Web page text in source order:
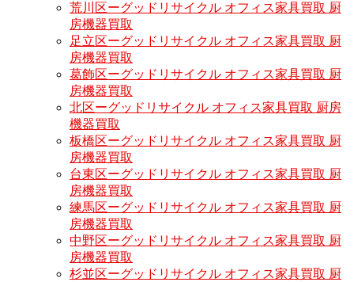
荒川区ーグッドリサイクル オフィス家具買取 厨
房機器買取
足立区ーグッドリサイクル オフィス家具買取 厨
房機器買取
葛飾区ーグッドリサイクル オフィス家具買取 厨
房機器買取
北区ーグッドリサイクル オフィス家具買取 厨房
機器買取
板橋区ーグッドリサイクル オフィス家具買取 厨
房機器買取
台東区ーグッドリサイクル オフィス家具買取 厨
房機器買取
練馬区ーグッドリサイクル オフィス家具買取 厨
房機器買取
中野区ーグッドリサイクル オフィス家具買取 厨
房機器買取
杉並区ーグッドリサイクル オフィス家具買取 厨